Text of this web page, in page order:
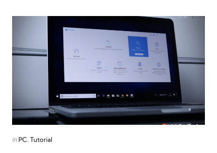
Categories
Posted
in PC Tutorial